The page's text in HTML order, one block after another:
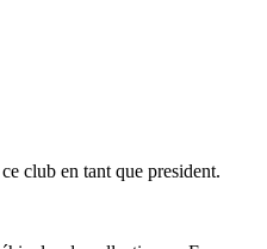
club en tant que president.